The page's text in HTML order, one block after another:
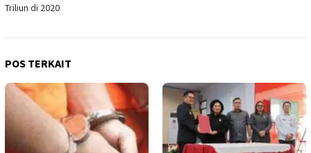
Triliun di 2020
POS TERKAIT